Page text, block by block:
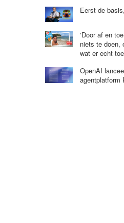
Eerst de
‘Door af en
niets te doen,
wat er echt toe
OpenAI
agentplatform